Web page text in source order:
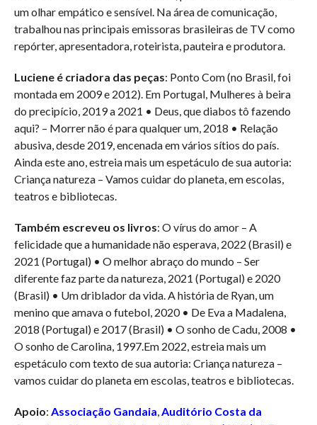
um olhar empático e sensível. Na área de comunicação,
trabalhou nas principais emissoras brasileiras de TV como
repórter, apresentadora, roteirista, pauteira e produtora.
Luciene é criadora das peças: Ponto Com (no Brasil, foi
montada em 2009 e 2012). Em Portugal, Mulheres à beira
do precipício, 2019 a 2021 • Deus, que diabos tô fazendo
aqui? – Morrer não é para qualquer um, 2018 • Relação
abusiva, desde 2019, encenada em vários sítios do país.
Ainda este ano, estreia mais um espetáculo de sua autoria:
Criança natureza – Vamos cuidar do planeta, em escolas,
teatros e bibliotecas.
Também escreveu os livros: O vírus do amor – A
felicidade que a humanidade não esperava, 2022 (Brasil) e
2021 (Portugal) • O melhor abraço do mundo – Ser
diferente faz parte da natureza, 2021 (Portugal) e 2020
(Brasil) • Um driblador da vida. A história de Ryan, um
menino que amava o futebol, 2020 • De Eva a Madalena,
2018 (Portugal) e 2017 (Brasil) • O sonho de Cadu, 2008 •
O sonho de Carolina, 1997.Em 2022, estreia mais um
espetáculo com texto de sua autoria: Criança natureza –
vamos cuidar do planeta em escolas, teatros e bibliotecas.
Apoio: Associação Gandaia,Auditório Costa da